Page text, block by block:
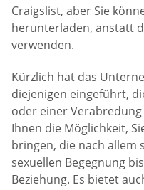
Craigslist, aber Sie
herunterladen, anstatt
verwenden.
Kürzlich hat das
diejenigen eingeführt,
oder einer
Ihnen die Möglichkeit,
bringen, die nach allem
sexuellen Begegnung
Beziehung. Es bietet